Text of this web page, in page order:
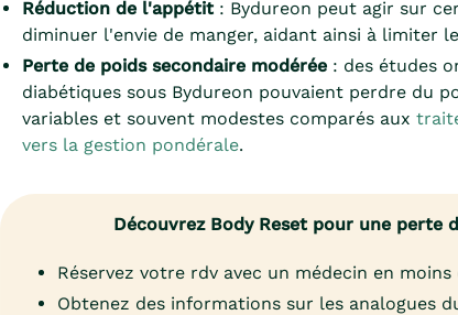
Réduction de l'appétit : Bydureon peut agir sur
diminuer l'envie de manger, aidant ainsi à limiter
Perte de poids secondaire modérée : des études
diabétiques sous Bydureon pouvaient perdre du
variables et souvent modestes comparés aux
vers la gestion pondérale.
Découvrez Body Reset pour une perte
Réservez votre rdv avec un médecin en moins
Obtenez des informations sur les analogues